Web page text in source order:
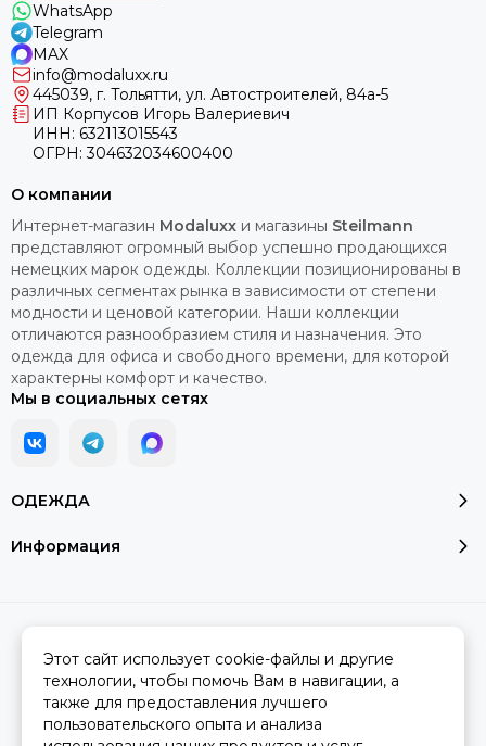
WhatsApp
Telegram
MAX
info@modaluxx.ru
445039, г. Тольятти, ул. Автостроителей, 84а-5
ИП Корпусов Игорь Валериевич
ИНН: 632113015543
ОГРН: 304632034600400
ОДЕЖДА
Информация
О компании
Интернет-магазин Modaluxx и магазины Steilmann
представляют огромный выбор успешно продающихся
немецких марок одежды. Коллекции позиционированы в
различных сегментах рынка в зависимости от степени
модности и ценовой категории. Наши коллекции
отличаются разнообразием стиля и назначения. Это
одежда для офиса и свободного времени, для которой
характерны комфорт и качество.
Мы в социальных сетях
Сделано вMOSK.STUDIOдля платформы InSales
Этот сайт использует cookie-файлы и другие
технологии, чтобы помочь Вам в навигации, а
также для предоставления лучшего
пользовательского опыта и анализа